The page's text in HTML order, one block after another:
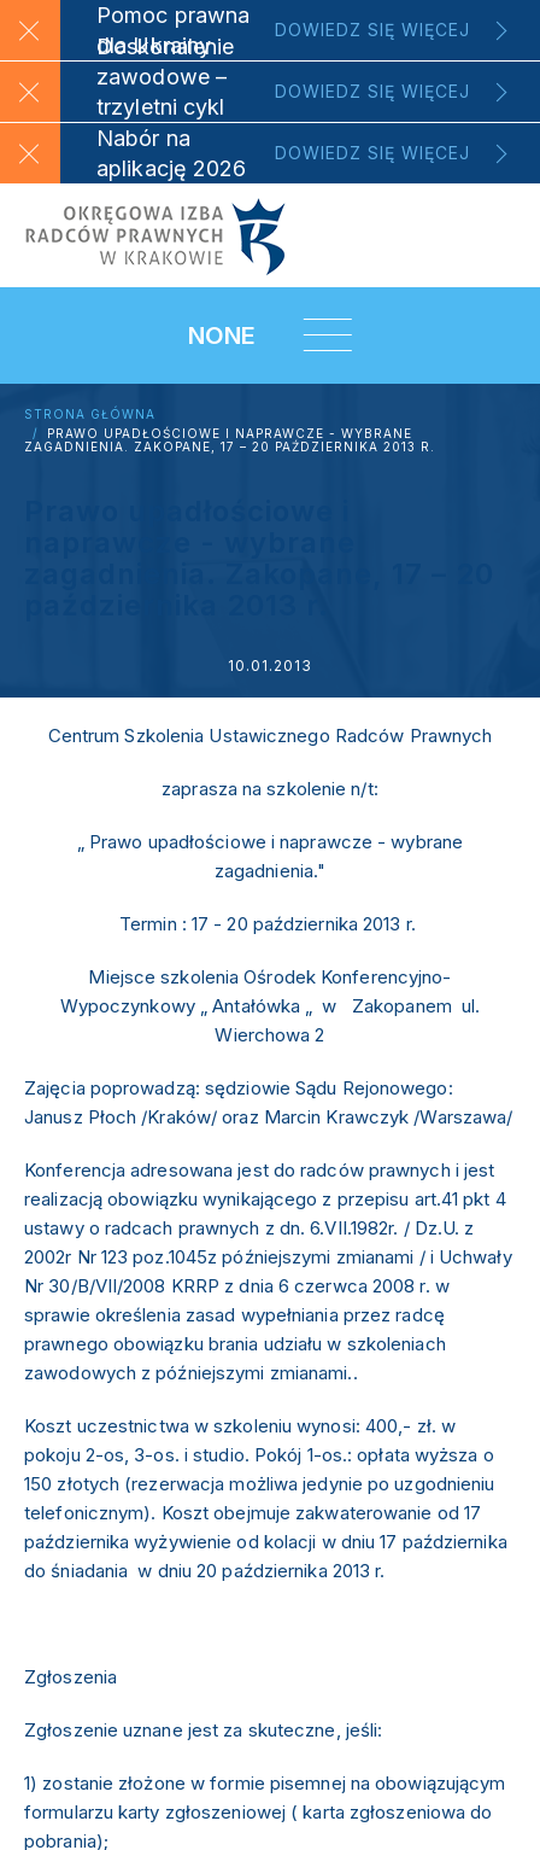
Pomoc prawna
dla Ukrainy
DOWIEDZ SIĘ WIĘCEJ
Doskonalenie
zawodowe –
trzyletni cykl
szkoleniowy
DOWIEDZ SIĘ WIĘCEJ
Nabór na
aplikację 2026
DOWIEDZ SIĘ WIĘCEJ
NONE
STRONA GŁÓWNA
PRAWO UPADŁOŚCIOWE I NAPRAWCZE - WYBRANE
ZAGADNIENIA. ZAKOPANE, 17 – 20 PAŹDZIERNIKA 2013 R.
10.01.2013
Centrum Szkolenia Ustawicznego Radców Prawnych
zaprasza na szkolenie n/t:
„ Prawo upadłościowe i naprawcze - wybrane
zagadnienia."
Termin : 17 - 20 października 2013 r.
Miejsce szkolenia Ośrodek Konferencyjno-
Wypoczynkowy „ Antałówka „ w Zakopanem ul.
Wierchowa 2
Zajęcia poprowadzą: sędziowie Sądu Rejonowego:
Janusz Płoch /Kraków/ oraz Marcin Krawczyk /Warszawa/
Konferencja adresowana jest do radców prawnych i jest
realizacją obowiązku wynikającego z przepisu art.41 pkt 4
ustawy o radcach prawnych z dn. 6.VII.1982r. / Dz.U. z
2002r Nr 123 poz.1045z późniejszymi zmianami / i Uchwały
Nr 30/B/VII/2008 KRRP z dnia 6 czerwca 2008 r. w
sprawie określenia zasad wypełniania przez radcę
prawnego obowiązku brania udziału w szkoleniach
zawodowych z późniejszymi zmianami..
Koszt uczestnictwa w szkoleniu wynosi: 400,- zł. w
pokoju 2-os, 3-os. i studio. Pokój 1-os.: opłata wyższa o
150 złotych (rezerwacja możliwa jedynie po uzgodnieniu
telefonicznym). Koszt obejmuje zakwaterowanie od 17
października wyżywienie od kolacji w dniu 17 października
do śniadania w dniu 20 października 2013 r.
Zgłoszenia
Zgłoszenie uznane jest za skuteczne, jeśli:
1) zostanie złożone w formie pisemnej na obowiązującym
formularzu karty zgłoszeniowej ( karta zgłoszeniowa do
pobrania);